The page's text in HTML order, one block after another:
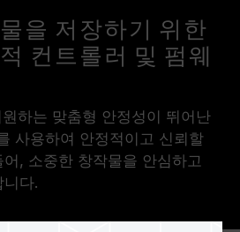
을 저장하기 위한
컨트롤러 및 펌웨
하는 맞춤형 안정성이 뛰어난
사용하여 안정적이고 신뢰할
, 소중한 창작물을 안심하고
다.